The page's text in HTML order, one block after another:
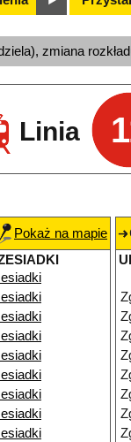
zmiana
Linia
Pokaż na mapie